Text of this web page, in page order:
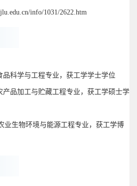
info/1031/2622.htm
品科学与工程专业，获工学学士学位
产品加工与贮藏工程专业，获工学硕士学
业生物环境与能源工程专业，获工学博